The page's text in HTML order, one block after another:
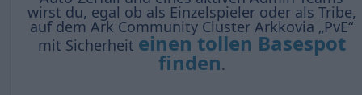
wirst du, egal ob als Einzelspieler oder als Tribe,
auf dem Ark Community Cluster Arkkovia „PvE“
mit Sicherheit einen tollen Basespot
finden.